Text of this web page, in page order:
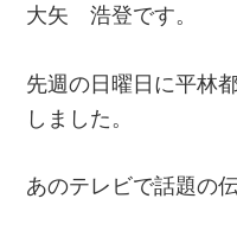
大矢 浩登です。
先週の日曜日に平林
しました。
あのテレビで話題の